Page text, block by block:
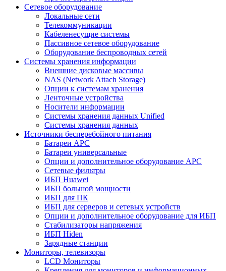
Сетевое оборудование
Локальные сети
Телекоммуникации
Кабеленесущие системы
Пассивное сетевое оборудование
Оборудование беспроводных сетей
Системы хранения информации
Внешние дисковые массивы
NAS (Network Attach Storage)
Опции к системам хранения
Ленточные устройства
Носители информации
Системы хранения данных Unified
Системы хранения данных
Источники бесперебойного питания
Батареи APC
Батареи универсальные
Опции и дополнительное оборудование АРС
Сетевые фильтры
ИБП Huawei
ИБП большой мощности
ИБП для ПК
ИБП для серверов и сетевых устройств
Опции и дополнительное оборудование для ИБП
Стабилизаторы напряжения
ИБП Hiden
Зарядные станции
Мониторы, телевизоры
LCD Мониторы